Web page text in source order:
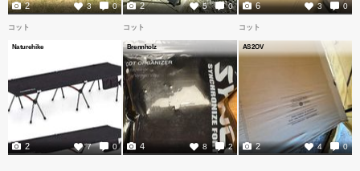
3 0
2 5 0
2 3 0
6
コット
Naturehike
7 0
2
コット
Brennholz
8 2
4
コット
AS2OV
4 0
2